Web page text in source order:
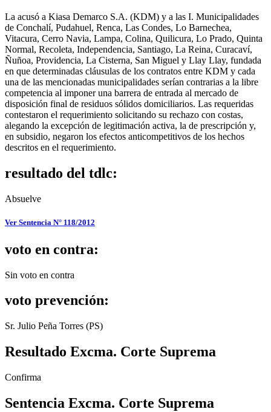
La acusó a Kiasa Demarco S.A. (KDM) y a las I. Municipalidades
de Conchalí, Pudahuel, Renca, Las Condes, Lo Barnechea,
Vitacura, Cerro Navia, Lampa, Colina, Quilicura, Lo Prado, Quinta
Normal, Recoleta, Independencia, Santiago, La Reina, Curacaví,
Ñuñoa, Providencia, La Cisterna, San Miguel y Llay Llay, fundada
en que determinadas cláusulas de los contratos entre KDM y cada
una de las mencionadas municipalidades serían contrarias a la libre
competencia al imponer una barrera de entrada al mercado de
disposición final de residuos sólidos domiciliarios. Las requeridas
contestaron el requerimiento solicitando su rechazo con costas,
alegando la excepción de legitimación activa, la de prescripción y,
en subsidio, negaron los efectos anticompetitivos de los hechos
descritos en el requerimiento.
resultado del tdlc:
Absuelve
Ver Sentencia N° 118/2012
voto en contra:
Sin voto en contra
voto prevención:
Sr. Julio Peña Torres (PS)
Resultado Excma. Corte Suprema
Confirma
Sentencia Excma. Corte Suprema